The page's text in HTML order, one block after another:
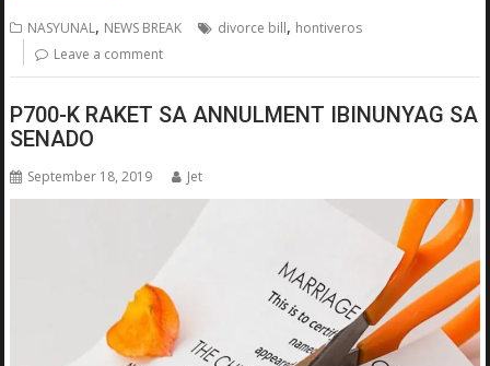
NASYUNAL, NEWS BREAK divorce bill, hontiveros
Leave a comment
P700-K RAKET SA ANNULMENT IBINUNYAG SA
SENADO
September 18, 2019 Jet